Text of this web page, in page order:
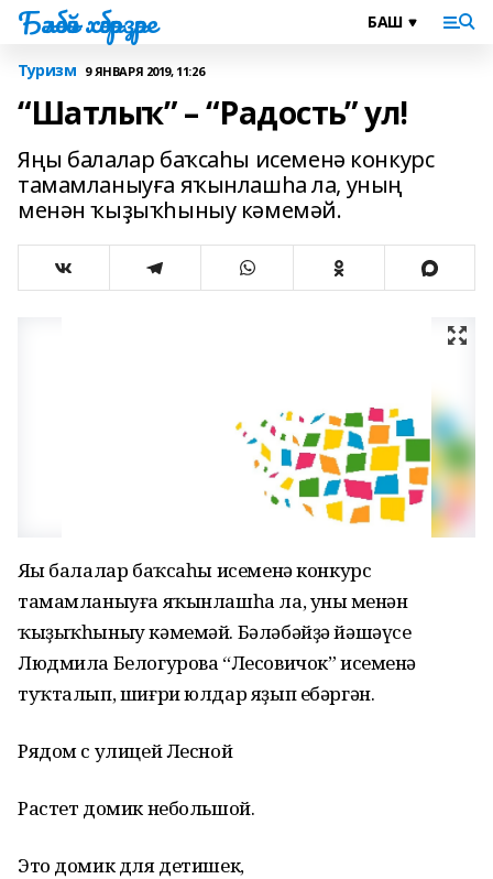
Бәләбәй хәбәрҙәре
Туризм 9 ЯНВАРЯ 2019, 11:26
“Шатлыҡ” – “Радость” ул!
Яңы балалар баҡсаһы исеменә конкурс
тамамланыуға яҡынлашһа ла, уның
менән ҡыҙыҡһыныу кәмемәй.
Яңы балалар баҡсаһы исеменә конкурс
тамамланыуға яҡынлашһа ла, уның менән
ҡыҙыҡһыныу кәмемәй. Бәләбәйҙә йәшәүсе
Людмила Белогурова “Лесовичок” исеменә
туҡталып, шиғри юлдар яҙып ебәргән.
Рядом с улицей Лесной
Растет домик небольшой.
Это домик для детишек,